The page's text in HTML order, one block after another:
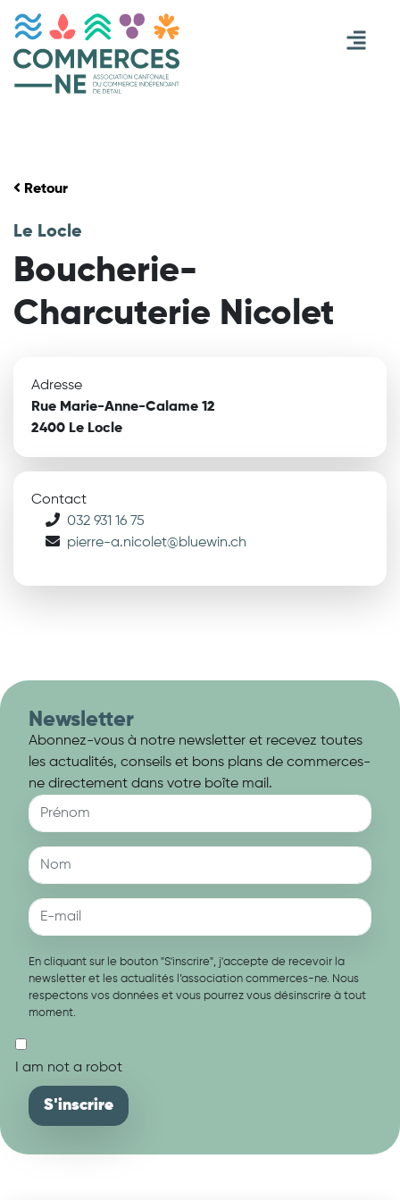
Retour
Le Locle
Boucherie-
Charcuterie Nicolet
Adresse
Rue Marie-Anne-Calame 12
2400 Le Locle
Contact
032 931 16 75
pierre-a.nicolet@bluewin.ch
Newsletter
Abonnez-vous à notre newsletter et recevez toutes
les actualités, conseils et bons plans de commerces-
ne directement dans votre boîte mail.
En cliquant sur le bouton "S'inscrire", j'accepte de recevoir la
newsletter et les actualités l’association commerces-ne. Nous
respectons vos données et vous pourrez vous désinscrire à tout
moment.
I am not a robot